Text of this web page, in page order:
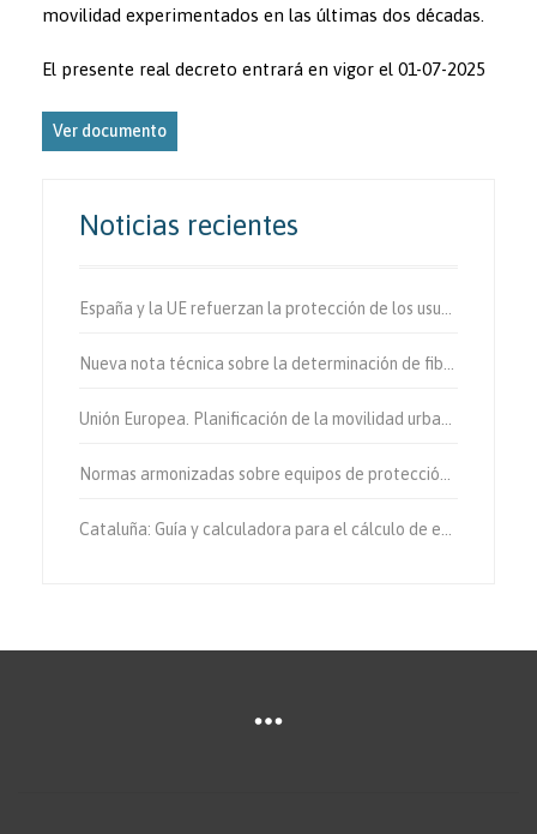
movilidad experimentados en las últimas dos décadas.
El presente real decreto entrará en vigor el 01-07-2025
Ver documento
Noticias recientes
España y la UE refuerzan la protección de los usuarios vulnerables de la vía.
Nueva nota técnica sobre la determinación de fibras de amianto en aire
Unión Europea. Planificación de la movilidad urbana sostenible.
Normas armonizadas sobre equipos de protección individual.
Cataluña: Guía y calculadora para el cálculo de emisiones de gases de efecto invernadero.